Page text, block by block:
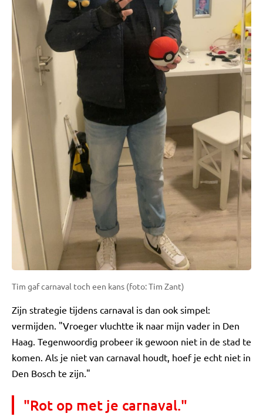
Tim gaf carnaval toch een kans (foto: Tim Zant)
Zijn strategie tijdens carnaval is dan ook simpel:
vermijden. "Vroeger vluchtte ik naar mijn vader in Den
Haag. Tegenwoordig probeer ik gewoon niet in de stad te
komen. Als je niet van carnaval houdt, hoef je echt niet in
Den Bosch te zijn."
"Rot op met je carnaval."